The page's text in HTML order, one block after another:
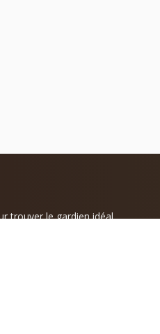
trouver le gardien idéal